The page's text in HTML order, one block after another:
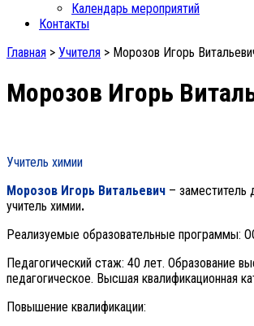
Календарь мероприятий
Контакты
Главная > Учителя > Морозов Игорь
Морозов Игорь
Учитель химии
Морозов Игорь Витальевич – заместитель
учитель химии.
Реализуемые образовательные программы:
Педагогический стаж: 40 лет. Образование
педагогическое. Высшая квалификационная
Повышение квалификации: